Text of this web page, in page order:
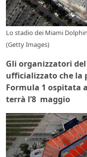
Lo stadio dei Miami
(Getty Images)
Gli organizzatori
ufficializzato che la
Formula 1 ospitata
terrà l’8 maggio